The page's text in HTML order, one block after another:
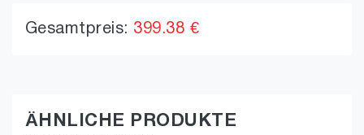
Gesamtpreis: 399.38 €
ÄHNLICHE PRODUKTE